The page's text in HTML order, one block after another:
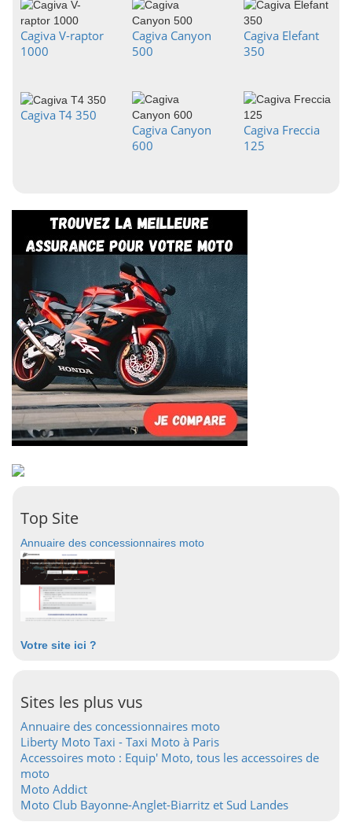
Cagiva V-raptor
1000
Cagiva Canyon
500
Cagiva Elefant
350
Cagiva T4 350
Cagiva Canyon
600
Cagiva Freccia
125
Top Site
Annuaire des concessionnaires moto
Votre site ici ?
Sites les plus vus
Annuaire des concessionnaires moto
Liberty Moto Taxi - Taxi Moto à Paris
Accessoires moto : Equip' Moto, tous les accessoires de
moto
Moto Addict
Moto Club Bayonne-Anglet-Biarritz et Sud Landes